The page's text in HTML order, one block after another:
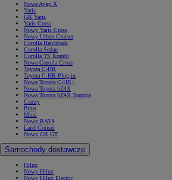
Nowe Aygo X
Yaris
GR Yaris
Yaris Cross
Nowy Yaris Cross
Nowy Urban Cruiser
Corolla Hatchback
Corolla Sedan
Corolla TS Kombi
Nowa Corolla Cross
Toyota C-HR
Toyota C-HR Plug-in
Nowa Toyota C-HR+
Nowa Toyota bZ4X
Nowa Toyota bZ4X Touring
Camry
Prius
Mirai
Nowy RAV4
Land Cruiser
Nowy GR GT
Samochody dostawcze
Hilux
Nowy Hilux
Nowy Hilux Electric